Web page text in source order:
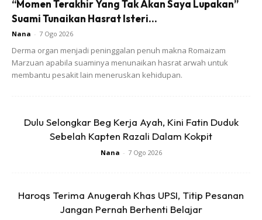
hidung berdarah walau jarang.
7) Lama kelamaan, bila selalu radang, saraf hidung rosak
dan bau pun hilang. Hidung pulak asyik tersumbat je.
Macam mana nak pulih?
SOLUSI RESDUNG SINUS:
“Momen Terakhir Yang Tak Akan Saya Lupakan”
Suami Tunaikan Hasrat Isteri...
Nana - 7 Ogo 2026
Derma organ menjadi peninggalan penuh makna Romaizam
Marzuan apabila suaminya menunaikan hasrat arwah untuk
membantu pesakit lain meneruskan kehidupan.
Dulu Selongkar Beg Kerja Ayah, Kini Fatin Duduk
Sebelah Kapten Razali Dalam Kokpit
Nana - 7 Ogo 2026
Haroqs Terima Anugerah Khas UPSI, Titip Pesanan
Jangan Pernah Berhenti Belajar